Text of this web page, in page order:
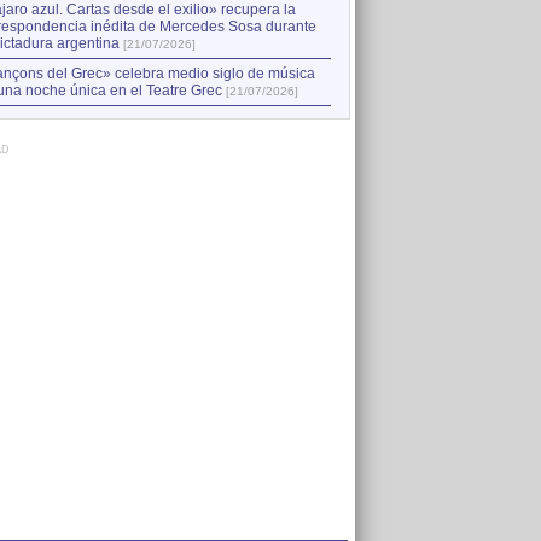
azul. Cartas desde el exilio» recupera la
inédita de Mercedes Sosa durante
argentina [21/07/2026]
del Grec» celebra medio siglo de música
noche única en el Teatre Grec [21/07/2026]